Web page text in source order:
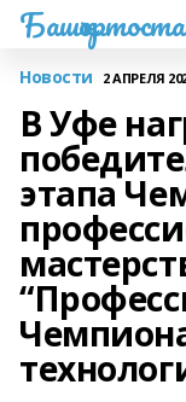
Новости 2 АПРЕЛЯ
В Уфе
этапа